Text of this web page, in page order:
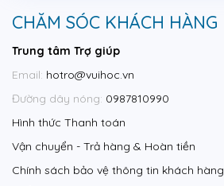
CHĂM SÓC KHÁCH HÀNG
Trung tâm Trợ giúp
Email: hotro@vuihoc.vn
Đường dây nóng: 0987810990
Hình thức Thanh toán
Vận chuyển - Trả hàng & Hoàn tiền
Chính sách bảo vệ thông tin khách hàng